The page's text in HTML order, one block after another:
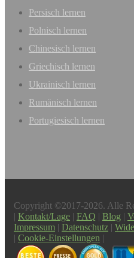
Persisch lernen
Polnisch lernen
Chinesisch lernen
Griechisch lernen
Ukrainisch lernen
Rumänisch lernen
Portugiesisch lernen
Copyright ©2017-2026. Alle
| Kontakt/Lage | FAQ | Blog |
Impressum | Datenschutz |
| Cookie-Einstellungen |